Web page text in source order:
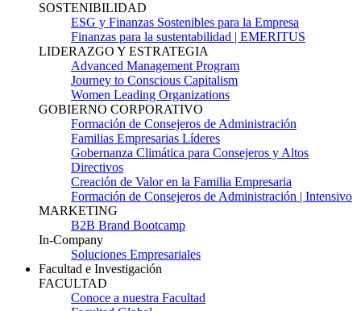
SOSTENIBILIDAD
ESG y Finanzas Sostenibles para la Empresa
Finanzas para la sustentabilidad | EMERITUS
LIDERAZGO Y ESTRATEGIA
Advanced Management Program
Journey to Conscious Capitalism
Women Leading Organizations
GOBIERNO CORPORATIVO
Formación de Consejeros de Administración
Familias Empresarias Líderes
Gobernanza Climática para Consejeros y Altos
Directivos
Creación de Valor en la Familia Empresaria
Formación de Consejeros de Administración | Intensivo
MARKETING
B2B Brand Bootcamp
In-Company
Soluciones Empresariales
Facultad e Investigación
FACULTAD
Conoce a nuestra Facultad